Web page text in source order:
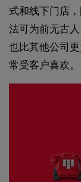
式和线下门店
法可为前无古
也比其他公司
常受客户喜欢。